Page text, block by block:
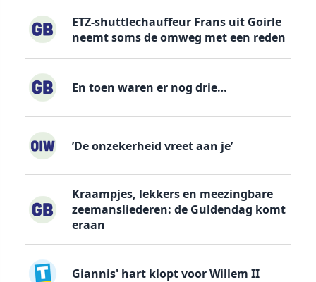
ETZ-shuttlechauffeur Frans uit Goirle
neemt soms de omweg met een reden
En toen waren er nog drie…
’De onzekerheid vreet aan je’
Kraampjes, lekkers en meezingbare
zeemansliederen: de Guldendag komt
eraan
Giannis' hart klopt voor Willem II